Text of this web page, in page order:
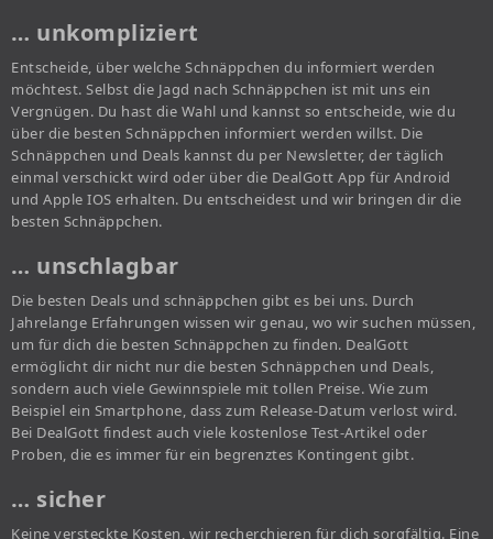
… unkompliziert
Entscheide, über welche Schnäppchen du informiert werden
möchtest. Selbst die Jagd nach Schnäppchen ist mit uns ein
Vergnügen. Du hast die Wahl und kannst so entscheide, wie du
über die besten Schnäppchen informiert werden willst. Die
Schnäppchen und Deals kannst du per Newsletter, der täglich
einmal verschickt wird oder über die DealGott App für Android
und Apple IOS erhalten. Du entscheidest und wir bringen dir die
besten Schnäppchen.
… unschlagbar
Die besten Deals und schnäppchen gibt es bei uns. Durch
Jahrelange Erfahrungen wissen wir genau, wo wir suchen müssen,
um für dich die besten Schnäppchen zu finden. DealGott
ermöglicht dir nicht nur die besten Schnäppchen und Deals,
sondern auch viele Gewinnspiele mit tollen Preise. Wie zum
Beispiel ein Smartphone, dass zum Release-Datum verlost wird.
Bei DealGott findest auch viele kostenlose Test-Artikel oder
Proben, die es immer für ein begrenztes Kontingent gibt.
… sicher
Keine versteckte Kosten, wir recherchieren für dich sorgfältig. Eine